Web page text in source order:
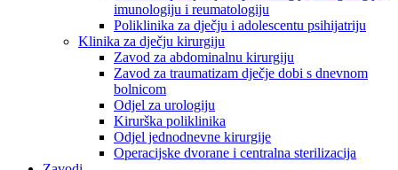
imunologiju i reumatologiju
Poliklinika za dječju i adolescentu psihijatriju
Klinika za dječju kirurgiju
Zavod za abdominalnu kirurgiju
Zavod za traumatizam dječje dobi s dnevnom
bolnicom
Odjel za urologiju
Kirurška poliklinika
Odjel jednodnevne kirurgije
Operacijske dvorane i centralna sterilizacija